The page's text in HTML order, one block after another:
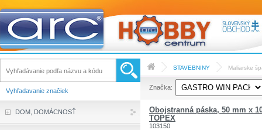
STAVEBNINY Maliarske
Značka:
Obojstranná páska, 50 mm x
TOPEX
103150
Vyhľadavanie značiek
DOM, DOMÁCNOSŤ